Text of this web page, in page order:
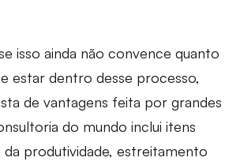
isso ainda não convence quanto
estar dentro desse processo,
de vantagens feita por grandes
do mundo inclui itens
produtividade, estreitamento